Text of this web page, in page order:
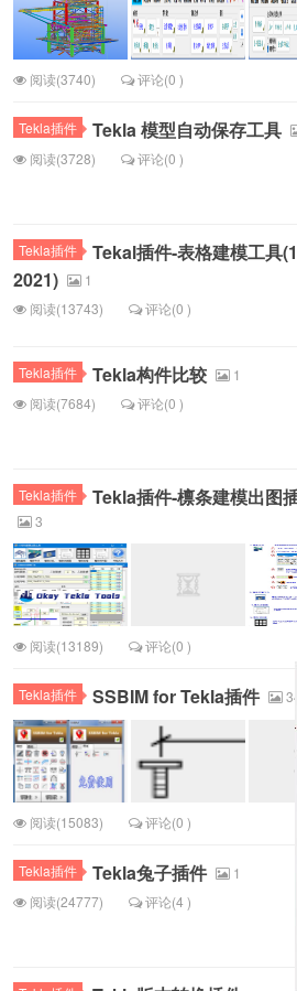
阅读(3740) 评论(0 )
Tekla插件 Tekla 模型自动保存工具
阅读(3728)
评论(0 )
Tekla插件
Tekal插件-表格建模工具
2021)
1
阅读(13743)
评论(0 )
Tekla插件 Tekla构件比较
1
阅读(7684)
评论(0 )
Tekla插件 Tekla插件-檩条建模出图
3
阅读(13189) 评论(0 )
Tekla插件 SSBIM for Tekla插件 34
阅读(15083) 评论(0 )
Tekla插件 Tekla兔子插件
1
阅读(24777)
评论(4 )